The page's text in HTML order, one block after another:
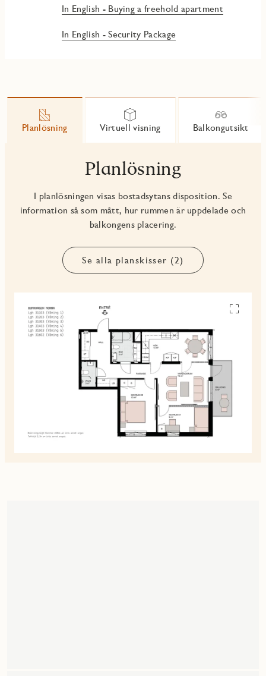
In English - Buying a freehold apartment
In English - Security Package
Planlösning Virtuell visning Balkongutsikt
Planlösning
I planlösningen visas bostadsytans disposition. Se
information så som mått, hur rummen är uppdelade och
balkongens placering.
Se alla planskisser (2)
Se